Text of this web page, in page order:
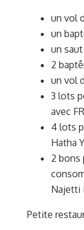
un vol
un
un
2
un vol
3 lots
avec
4 lots
Hatha
2 bons
Najetti
Petite